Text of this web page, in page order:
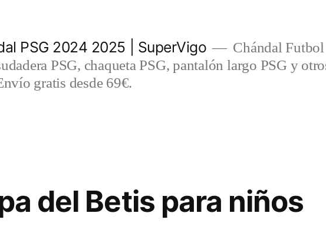
PSG 2024 2025 | SuperVigo
Chándal
PSG, chaqueta PSG, pantalón largo PSG y
gratis desde 69€.
del Betis para niños